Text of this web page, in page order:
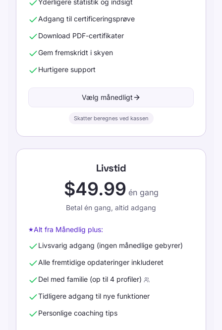
Yderligere statistik og indsigt
Adgang til certificeringsprøve
Download PDF-certifikater
Gem fremskridt i skyen
Hurtigere support
Vælg månedligt
Skatter beregnes ved kassen
Livstid
$49.99 én gang
Betal én gang, altid adgang
★Alt fra Månedlig plus:
Livsvarig adgang (ingen månedlige gebyrer)
Alle fremtidige opdateringer inkluderet
Del med familie (op til 4 profiler)
Tidligere adgang til nye funktioner
Personlige coaching tips